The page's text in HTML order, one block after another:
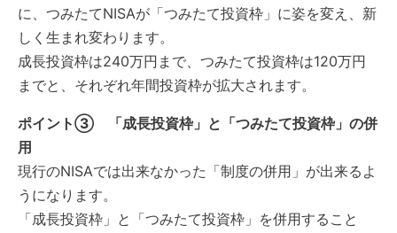
に、つみたてNISAが「つみたて投資枠」に姿を変え、新
しく生まれ変わります。
成長投資枠は240万円まで、つみたて投資枠は120万円
までと、それぞれ年間投資枠が拡大されます。
ポイント③ 「成長投資枠」と「つみたて投資枠」の併
用
現行のNISAでは出来なかった「制度の併用」が出来るよ
うになります。
「成長投資枠」と「つみたて投資枠」を併用すること